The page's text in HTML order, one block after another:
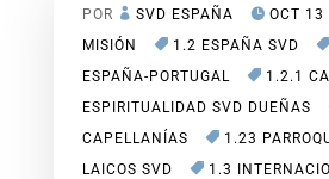
POR SVD ESPAÑA OCT 13
MISIÓN
1.2 ESPAÑA SVD
ESPAÑA-PORTUGAL
1.2.1
ESPIRITUALIDAD SVD DUEÑAS
CAPELLANÍAS
1.23
LAICOS SVD
1.3